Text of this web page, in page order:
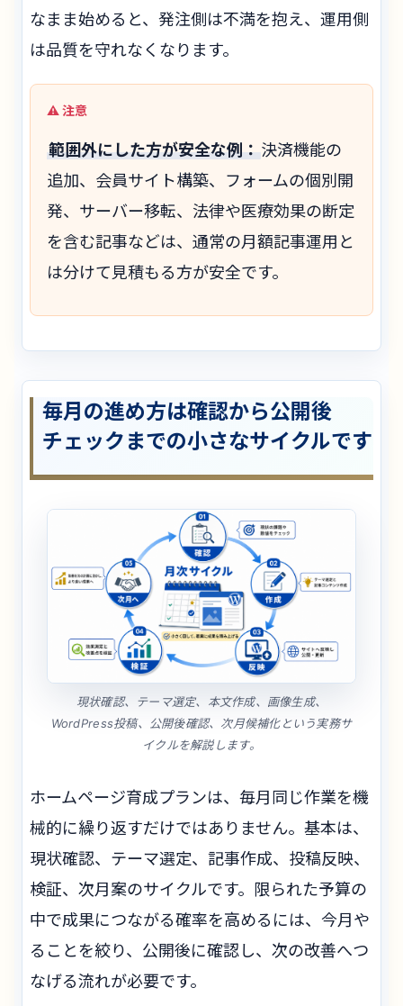
なまま始めると、発注側は不満を抱え、運用側
は品質を守れなくなります。
範囲外にした方が安全な例：決済機能の
追加、会員サイト構築、フォームの個別開
発、サーバー移転、法律や医療効果の断定
を含む記事などは、通常の月額記事運用と
は分けて見積もる方が安全です。
毎月の進め方は確認から公開後
チェックまでの小さなサイクルです
現状確認、テーマ選定、本文作成、画像生成、
WordPress投稿、公開後確認、次月候補化という実務サ
イクルを解説します。
ホームページ育成プランは、毎月同じ作業を機
械的に繰り返すだけではありません。基本は、
現状確認、テーマ選定、記事作成、投稿反映、
検証、次月案のサイクルです。限られた予算の
中で成果につながる確率を高めるには、今月や
ることを絞り、公開後に確認し、次の改善へつ
なげる流れが必要です。